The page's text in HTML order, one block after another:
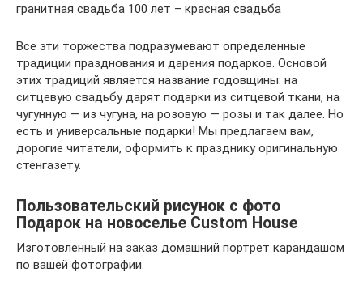
гранитная свадьба 100 лет – красная свадьба
Все эти торжества подразумевают определенные
традиции празднования и дарения подарков. Основой
этих традиций является название годовщины: на
ситцевую свадьбу дарят подарки из ситцевой ткани, на
чугунную — из чугуна, на розовую — розы и так далее. Но
есть и универсальные подарки! Мы предлагаем вам,
дорогие читатели, оформить к празднику оригинальную
стенгазету.
Пользовательский рисунок с фото
Подарок на новоселье Custom House
Изготовленный на заказ домашний портрет карандашом
по вашей фотографии.